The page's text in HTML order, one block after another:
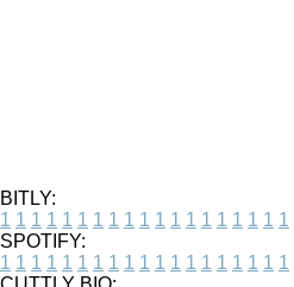
BITLY:
1 1 1 1 1 1 1 1 1 1 1 1 1 1 1 1 1 1 1
SPOTIFY:
1 1 1 1 1 1 1 1 1 1 1 1 1 1 1 1 1 1 1